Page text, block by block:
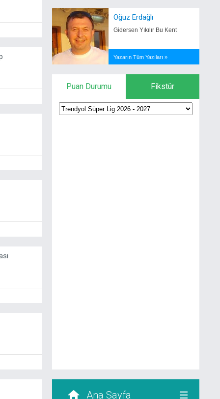
Ana Sayfa
Oğuz Erdağlı
Gidersen Yıkılır Bu Kent
Yazarın Tüm Yazıları »
Puan Durumu Fikstür